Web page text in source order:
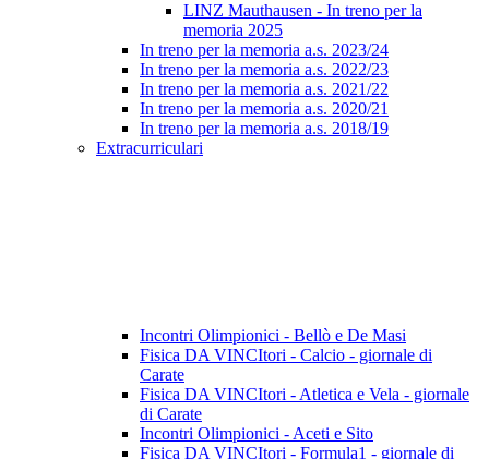
LINZ Mauthausen - In treno per la
memoria 2025
In treno per la memoria a.s. 2023/24
In treno per la memoria a.s. 2022/23
In treno per la memoria a.s. 2021/22
In treno per la memoria a.s. 2020/21
In treno per la memoria a.s. 2018/19
Extracurriculari
Incontri Olimpionici - Bellò e De Masi
Fisica DA VINCItori - Calcio - giornale di
Carate
Fisica DA VINCItori - Atletica e Vela - giornale
di Carate
Incontri Olimpionici - Aceti e Sito
Fisica DA VINCItori - Formula1 - giornale di